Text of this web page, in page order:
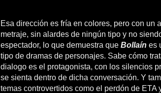
Esa dirección es fría en colores, pero con un
metraje, sin alardes de ningún tipo y no
espectador, lo que demuestra que Bollaín es
tipo de dramas de personajes. Sabe cómo
dialogo es el protagonista, con los silencios
se sienta dentro de dicha conversación. Y
temas controvertidos como el perdón de ETA